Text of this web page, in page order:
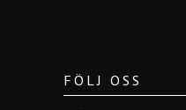
FÖLJ OSS